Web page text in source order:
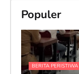
Populer
BERITA PERISTIWA